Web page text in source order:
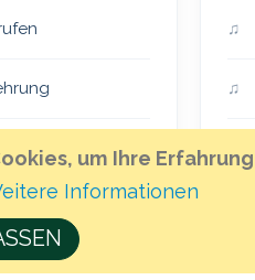
um Ihre
Informationen
& Anfahrt